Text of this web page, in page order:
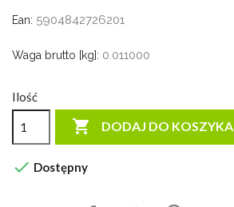
Ean: 5904842726201
Waga brutto [kg]: 0.011000
Ilość
 DODAJ DO KOSZYKA
 Dostępny